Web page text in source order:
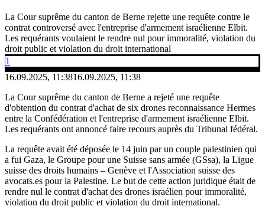
La Cour suprême du canton de Berne rejette une requête contre le
contrat controversé avec l'entreprise d'armement israélienne Elbit.
Les requérants voulaient le rendre nul pour immoralité, violation du
droit public et violation du droit international
1
16.09.2025, 11:3816.09.2025, 11:38
La Cour suprême du canton de Berne a rejeté une requête
d'obtention du contrat d'achat de six drones reconnaissance Hermes
entre la Confédération et l'entreprise d'armement israélienne Elbit.
Les requérants ont annoncé faire recours auprès du Tribunal fédéral.
La requête avait été déposée le 14 juin par un couple palestinien qui
a fui Gaza, le Groupe pour une Suisse sans armée (GSsa), la Ligue
suisse des droits humains – Genève et l'Association suisse des
avocats.es pour la Palestine. Le but de cette action juridique était de
rendre nul le contrat d'achat des drones israélien pour immoralité,
violation du droit public et violation du droit international.